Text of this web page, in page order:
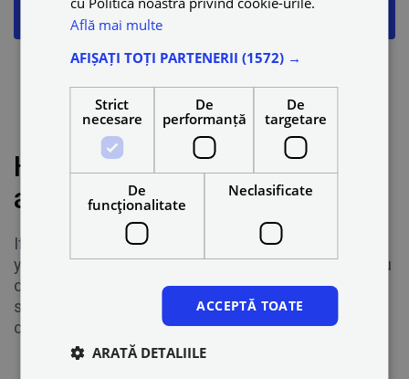
How to select or remove in-app ride category
Auto-accept
Resetting password
How to select or remove in-
app ride category
If your vehicle falls under multiple categories and
you wish to select or remove certain categories, you
can do so my logging on your App, going online,
selecting the vehicle icon, and choosing which
categories to keep.
Află mai multe
AFIȘAȚI TOȚI PARTENERII (1572) →
Strict
necesare
De
performanță
De
targetare
De
funcţionalitate
Neclasificate
ACCEPTĂ TOATE
ARATĂ DETALIILE